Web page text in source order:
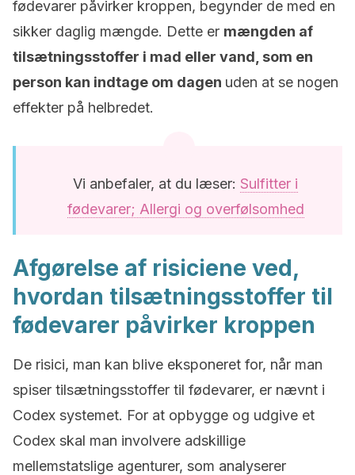
fødevarer påvirker kroppen, begynder de med en
sikker daglig mængde. Dette er mængden af
tilsætningsstoffer i mad eller vand, som en
person kan indtage om dagen uden at se nogen
effekter på helbredet.
Vi anbefaler, at du læser: Sulfitter i
fødevarer; Allergi og overfølsomhed
Afgørelse af risiciene ved,
hvordan tilsætningsstoffer til
fødevarer påvirker kroppen
De risici, man kan blive eksponeret for, når man
spiser tilsætningsstoffer til fødevarer, er nævnt i
Codex systemet. For at opbygge og udgive et
Codex skal man involvere adskillige
mellemstatslige agenturer, som analyserer